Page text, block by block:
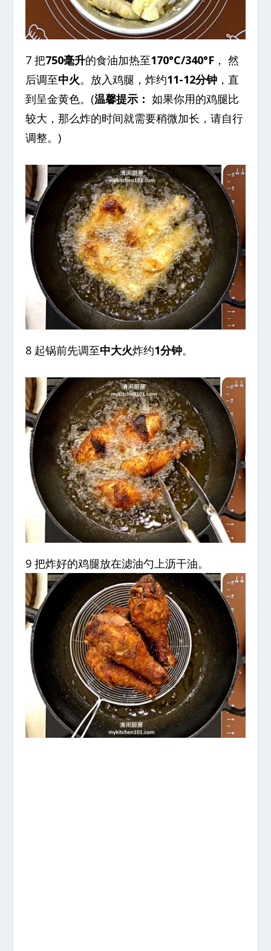
7 把750毫升的食油加热至170°C/340°F ， 然
后调至中火。放入鸡腿，炸约11-12分钟 ，直
到呈金黄色。(温馨提示： 如果你用的鸡腿比
较大，那么炸的时间就需要稍微加长，请自行
调整。)
8 起锅前先调至中大火炸约1分钟。
9 把炸好的鸡腿放在滤油勺上沥干油。